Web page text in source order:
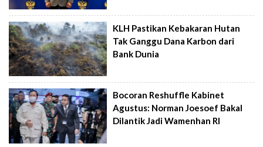
KLH Pastikan Kebakaran Hutan
Tak Ganggu Dana Karbon dari
Bank Dunia
Bocoran Reshuffle Kabinet
Agustus: Norman Joesoef Bakal
Dilantik Jadi Wamenhan RI